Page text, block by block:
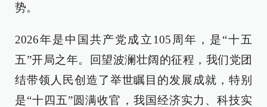
势。
2026年是中国共产党成立105周年，是“十五
五”开局之年。回望波澜壮阔的征程，我们党团
结带领人民创造了举世瞩目的发展成就，特别
是“十四五”圆满收官，我国经济实力、科技实